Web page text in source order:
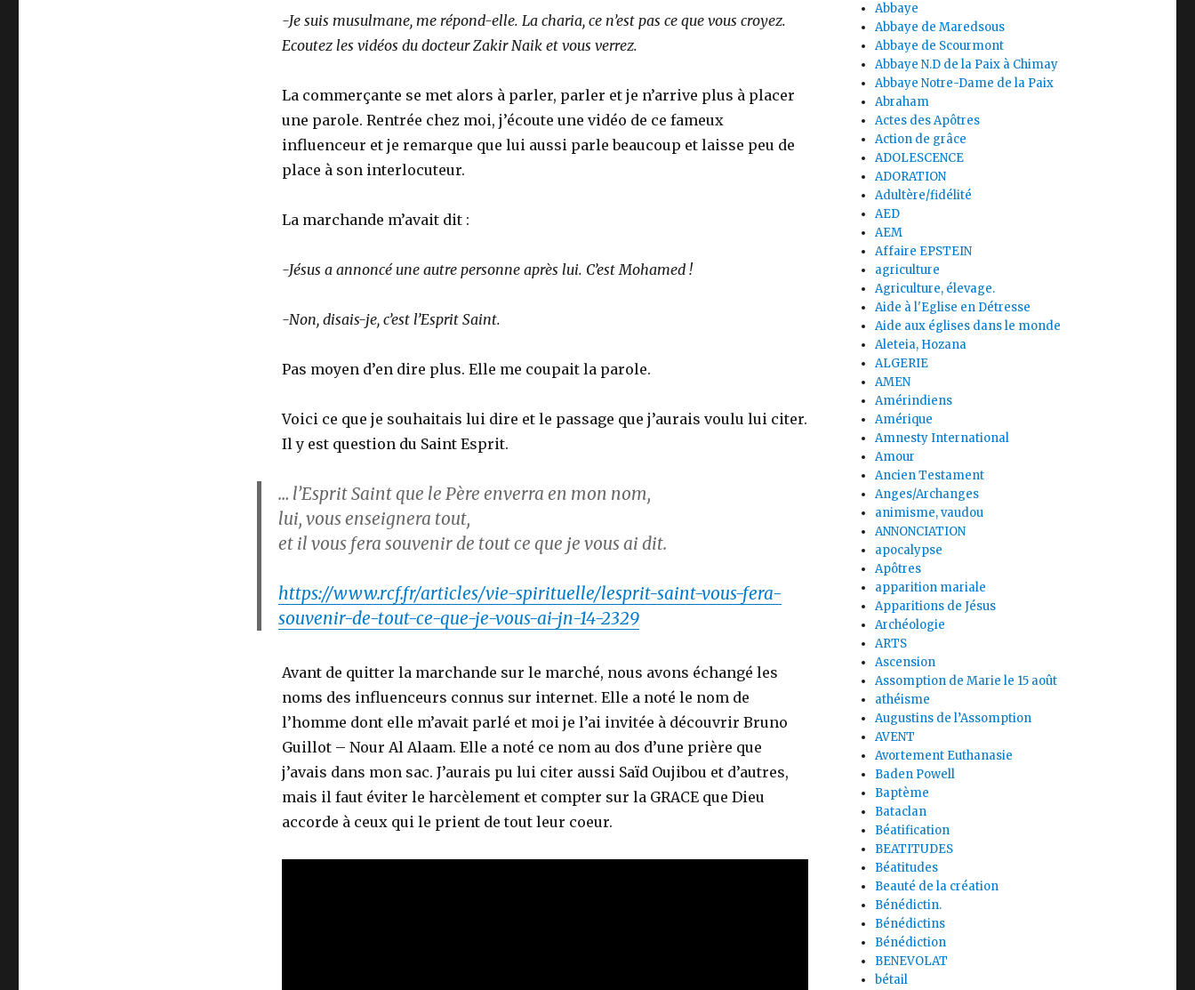
-Je suis musulmane, me répond-elle. La charia, ce n’est pas ce que vous croyez.
Ecoutez les vidéos du docteur Zakir Naik et vous verrez.
La commerçante se met alors à parler, parler et je n’arrive plus à placer
une parole. Rentrée chez moi, j’écoute une vidéo de ce fameux
influenceur et je remarque que lui aussi parle beaucoup et laisse peu de
place à son interlocuteur.
La marchande m’avait dit :
-Jésus a annoncé une autre personne après lui. C’est Mohamed !
-Non, disais-je, c’est l’Esprit Saint.
Pas moyen d’en dire plus. Elle me coupait la parole.
Voici ce que je souhaitais lui dire et le passage que j’aurais voulu lui citer.
Il y est question du Saint Esprit.
… l’Esprit Saint que le Père enverra en mon nom,
lui, vous enseignera tout,
et il vous fera souvenir de tout ce que je vous ai dit.
https://www.rcf.fr/articles/vie-spirituelle/lesprit-saint-vous-fera-
souvenir-de-tout-ce-que-je-vous-ai-jn-14-2329
Avant de quitter la marchande sur le marché, nous avons échangé les
noms des influenceurs connus sur internet. Elle a noté le nom de
l’homme dont elle m’avait parlé et moi je l’ai invitée à découvrir Bruno
Guillot – Nour Al Alaam. Elle a noté ce nom au dos d’une prière que
j’avais dans mon sac. J’aurais pu lui citer aussi Saïd Oujibou et d’autres,
mais il faut éviter le harcèlement et compter sur la GRACE que Dieu
accorde à ceux qui le prient de tout leur coeur.
Abbaye
Abbaye de Maredsous
Abbaye de Scourmont
Abbaye N.D de la Paix à Chimay
Abbaye Notre-Dame de la Paix
Abraham
Actes des Apôtres
Action de grâce
ADOLESCENCE
ADORATION
Adultère/fidélité
AED
AEM
Affaire EPSTEIN
agriculture
Agriculture, élevage.
Aide à l'Eglise en Détresse
Aide aux églises dans le monde
Aleteia, Hozana
ALGERIE
AMEN
Amérindiens
Amérique
Amnesty International
Amour
Ancien Testament
Anges/Archanges
animisme, vaudou
ANNONCIATION
apocalypse
Apôtres
apparition mariale
Apparitions de Jésus
Archéologie
ARTS
Ascension
Assomption de Marie le 15 août
athéisme
Augustins de l’Assomption
AVENT
Avortement Euthanasie
Baden Powell
Baptème
Bataclan
Béatification
BEATITUDES
Béatitudes
Beauté de la création
Bénédictin.
Bénédictins
Bénédiction
BENEVOLAT
bétail